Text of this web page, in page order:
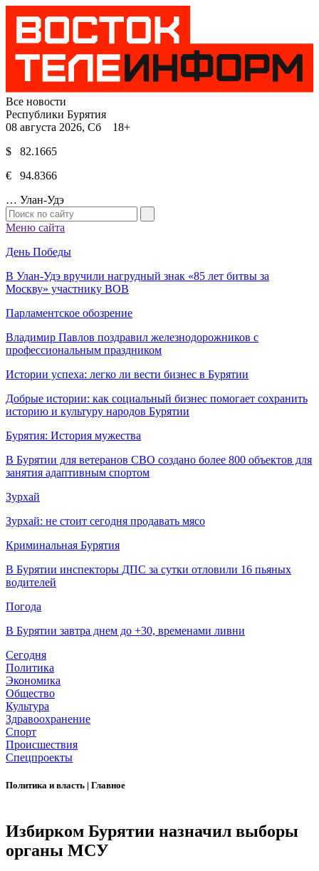
Все новости
Республики Бурятия
08 августа 2026, Сб 18+
$ 82.1665
€ 94.8366
… Улан-Удэ
Меню сайта
День Победы
В Улан-Удэ вручили нагрудный знак «85 лет битвы за
Москву» участнику ВОВ
Парламентское обозрение
Владимир Павлов поздравил железнодорожников с
профессиональным праздником
Истории успеха: легко ли вести бизнес в Бурятии
Добрые истории: как социальный бизнес помогает сохранить
историю и культуру народов Бурятии
Бурятия: История мужества
В Бурятии для ветеранов СВО создано более 800 объектов для
занятия адаптивным спортом
Зурхай
Зурхай: не стоит сегодня продавать мясо
Криминальная Бурятия
В Бурятии инспекторы ДПС за сутки отловили 16 пьяных
водителей
Погода
В Бурятии завтра днем до +30, временами ливни
Сегодня
Политика
Экономика
Общество
Культура
Здравоохранение
Спорт
Происшествия
Спецпроекты
Политика и власть | Главное
Избирком Бурятии назначил выборы
органы МСУ